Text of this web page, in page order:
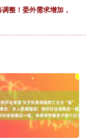
整！委外需求增加，